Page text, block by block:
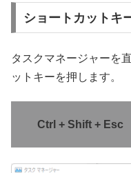
ショートカットキ
タスクマネージャーを
ットキーを押します。
Ctrl + Shift + Esc